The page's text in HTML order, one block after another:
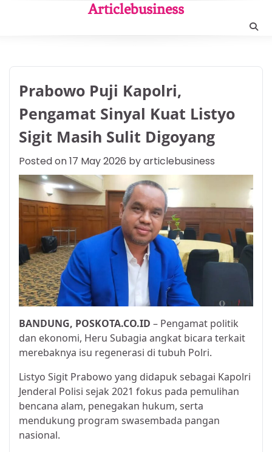
Articlebusiness
Prabowo Puji Kapolri,
Pengamat Sinyal Kuat Listyo
Sigit Masih Sulit Digoyang
Posted on17 May 2026 byarticlebusiness
BANDUNG, POSKOTA.CO.ID – Pengamat politik
dan ekonomi, Heru Subagia angkat bicara terkait
merebaknya isu regenerasi di tubuh Polri.
Listyo Sigit Prabowo yang didapuk sebagai Kapolri
Jenderal Polisi sejak 2021 fokus pada pemulihan
bencana alam, penegakan hukum, serta
mendukung program swasembada pangan
nasional.